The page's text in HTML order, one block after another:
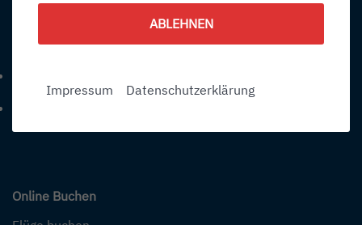
Kontakt
Telefonnummer: 4 9 0 7 5 4 1 2 8 4 0
Online Buchen
ABLEHNEN
Impressum Datenschutzerklärung